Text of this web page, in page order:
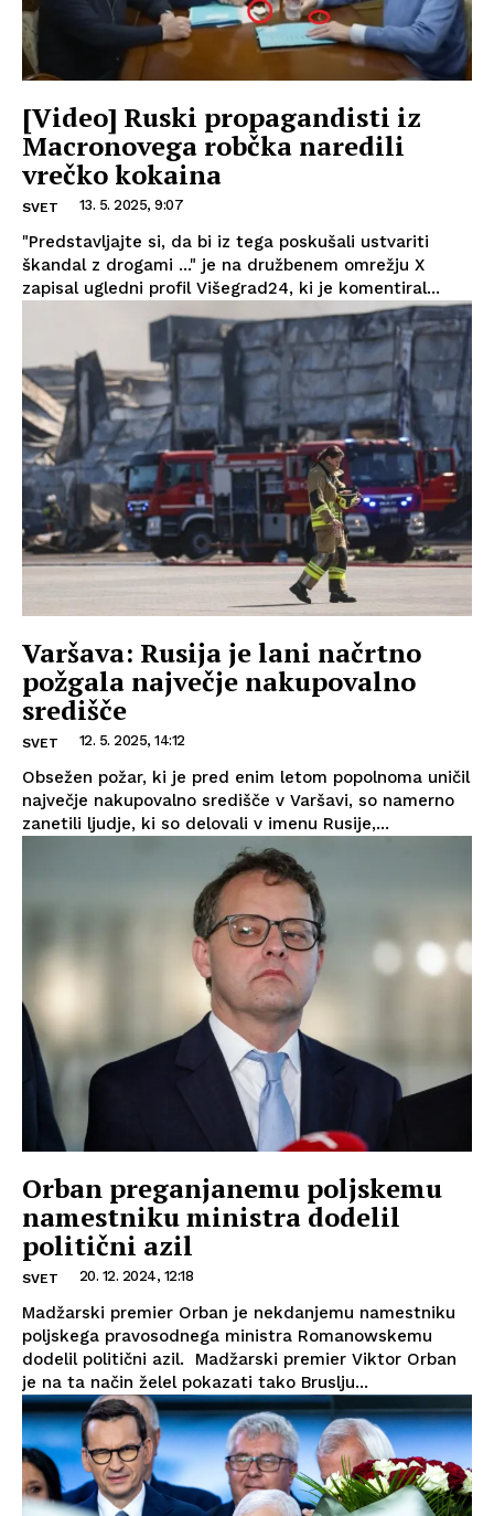
[Video] Ruski propagandisti iz
Macronovega robčka naredili
vrečko kokaina
SVET 13. 5. 2025, 9:07
"Predstavljajte si, da bi iz tega poskušali ustvariti
škandal z drogami ..." je na družbenem omrežju X
zapisal ugledni profil Višegrad24, ki je komentiral...
Varšava: Rusija je lani načrtno
požgala največje nakupovalno
središče
SVET 12. 5. 2025, 14:12
Obsežen požar, ki je pred enim letom popolnoma uničil
največje nakupovalno središče v Varšavi, so namerno
zanetili ljudje, ki so delovali v imenu Rusije,...
Orban preganjanemu poljskemu
namestniku ministra dodelil
politični azil
SVET 20. 12. 2024, 12:18
Madžarski premier Orban je nekdanjemu namestniku
poljskega pravosodnega ministra Romanowskemu
dodelil politični azil. Madžarski premier Viktor Orban
je na ta način želel pokazati tako Bruslju...